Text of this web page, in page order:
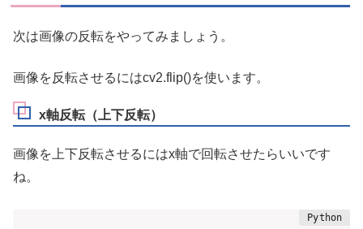
次は画像の反転をやってみましょう。
画像を反転させるにはcv2.flip()を使います。
x軸反転（上下反転）
画像を上下反転させるにはx軸で回転させたらいいです
ね。